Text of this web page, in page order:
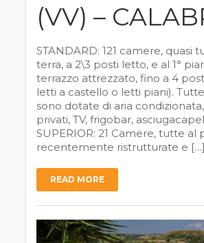
(VV) –
STANDARD: 121 camere, quasi
terra, a 2\3 posti letto, e al 1°
terrazzo attrezzato, fino a 4
letti a castello o letti piani).
sono dotate di aria
privati, TV, frigobar,
SUPERIOR: 21 Camere, tutte al
recentemente ristrutturate e […]
READ MORE